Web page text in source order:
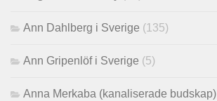
Ann Dahlberg i Sverige (135)
Ann Gripenlöf i Sverige (5)
Anna Merkaba (kanaliserade budskap)